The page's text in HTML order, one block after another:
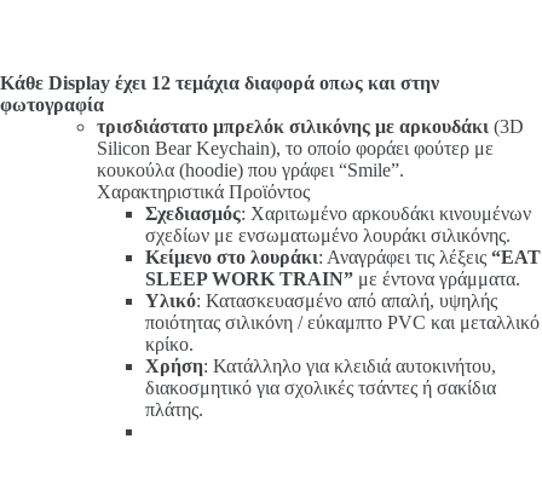
Κάθε Display έχει 12 τεμάχια διαφορά οπως και στην
φωτογραφία
τρισδιάστατο μπρελόκ σιλικόνης με αρκουδάκι (3D
Silicon Bear Keychain), το οποίο φοράει φούτερ με
κουκούλα (hoodie) που γράφει “Smile”.
Χαρακτηριστικά Προϊόντος
Σχεδιασμός: Χαριτωμένο αρκουδάκι κινουμένων
σχεδίων με ενσωματωμένο λουράκι σιλικόνης.
Κείμενο στο λουράκι: Αναγράφει τις λέξεις “EAT
SLEEP WORK TRAIN” με έντονα γράμματα.
Υλικό: Κατασκευασμένο από απαλή, υψηλής
ποιότητας σιλικόνη / εύκαμπτο PVC και μεταλλικό
κρίκο.
Χρήση: Κατάλληλο για κλειδιά αυτοκινήτου,
διακοσμητικό για σχολικές τσάντες ή σακίδια
πλάτης.